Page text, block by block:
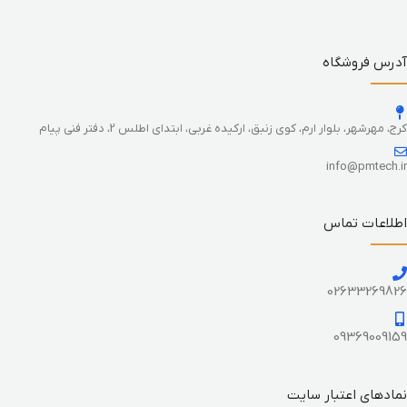
آدرس فروشگاه
کرج، مهرشهر، بلوار ارم، کوی زنبق، ارکیده غربی، ابتدای اطلس 2، دفتر فنی پیام
info@pmtech.ir
اطلاعات تماس
02633269826
09369009159
نمادهای اعتبار سایت